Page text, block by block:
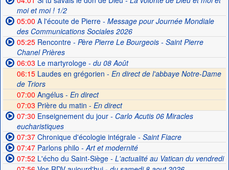
moi et moi ! 1/2
05:00 A l'écoute de Pierre- Message pour Journée Mondiale
des Communications Sociales 2026
05:25Rencontre- Père Pierre Le Bourgeois - Saint Pierre
Chanel Prières
06:03 Le martyrologe- du 08 Août
06:15Laudes en grégorien - En direct de l'abbaye Notre-Dame
de Triors
07:00 Angélus - En direct
07:03 Prière du matin - En direct
07:30 Enseignement du jour- Carlo Acutis 06 Miracles
eucharistiques
07:37Chronique d'écologie intégrale- Saint Fiacre
07:47Parlons philo - Art et modernité
07:52 L'écho du Saint-Siège- L'actualité au Vatican du vendredi